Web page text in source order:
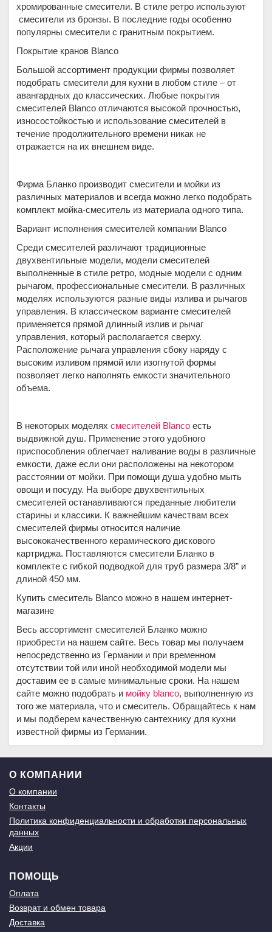
хромированные смесители. В стиле ретро используют
смесители из бронзы. В последние годы особенно
популярны смесители с гранитным покрытием.
Покрытие кранов Blanco
Большой ассортимент продукции фирмы позволяет
подобрать смесители для кухни в любом стиле – от
авангардных до классических. Любые покрытия
смесителей Blanco отличаются высокой прочностью,
износостойкостью и использование смесителей в
течение продолжительного времени никак не
отражается на их внешнем виде.
Фирма Бланко производит смесители и мойки из
различных материалов и всегда можно легко подобрать
комплект мойка-смеситель из материала одного типа.
Вариант исполнения смесителей компании Blanco
Среди смесителей различают традиционные
двухвентильные модели, модели смесителей
выполненные в стиле ретро, модные модели с одним
рычагом, профессиональные смесители. В различных
моделях используются разные виды излива и рычагов
управления. В классическом варианте смесителей
применяется прямой длинный излив и рычаг
управления, который располагается сверху.
Расположение рычага управления сбоку наряду с
высоким изливом прямой или изогнутой формы
позволяет легко наполнять емкости значительного
объема.
В некоторых моделях смесителей Blanco есть
выдвижной душ. Применение этого удобного
приспособления облегчает наливание воды в различные
емкости, даже если они расположены на некотором
расстоянии от мойки. При помощи душа удобно мыть
овощи и посуду. На выборе двухвентильных
смесителей останавливаются преданные любители
старины и классики. К важнейшим качествам всех
смесителей фирмы относится наличие
высококачественного керамического дискового
картриджа. Поставляются смесители Бланко в
комплекте с гибкой подводкой для труб размера 3/8” и
длиной 450 мм.
Купить смеситель Blanco можно в нашем интернет-
магазине
Весь ассортимент смесителей Бланко можно
приобрести на нашем сайте. Весь товар мы получаем
непосредственно из Германии и при временном
отсутствии той или иной необходимой модели мы
доставим ее в самые минимальные сроки. На нашем
сайте можно подобрать и мойку blanco, выполненную из
того же материала, что и смеситель. Обращайтесь к нам
и мы подберем качественную сантехнику для кухни
известной фирмы из Германии.
О КОМПАНИИ
О компании
Контакты
Политика конфиденциальности и обработки персональных
данных
Акции
ПОМОЩЬ
Оплата
Возврат и обмен товара
Доставка